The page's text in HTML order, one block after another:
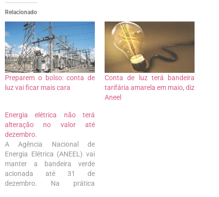
Relacionado
Preparem o bolso: conta de
luz vai ficar mais cara
Conta de luz terá bandeira
tarifária amarela em maio, diz
Aneel
Energia elétrica não terá
alteração no valor até
dezembro.
A Agência Nacional de
Energia Elétrica (ANEEL) vai
manter a bandeira verde
acionada até 31 de
dezembro. Na prática